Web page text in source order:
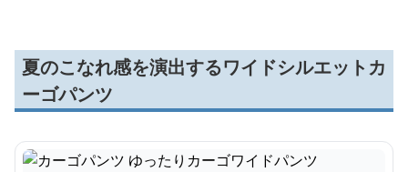
夏のこなれ感を演出するワイドシルエットカ
ーゴパンツ